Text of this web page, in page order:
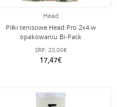
Head
Piłki tenisowe Head Pro 2x4 w
opakowaniu Bi-Pack
SRP: 20,00€
17,47€